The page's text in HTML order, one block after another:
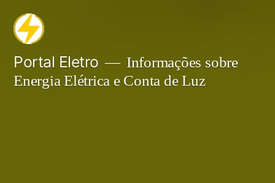
Pular
para
conteúdo
Portal Eletro
Informações sobre
Energia Elétrica e Conta de Luz